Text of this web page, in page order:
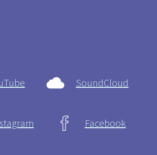
SoundCloud
Facebook